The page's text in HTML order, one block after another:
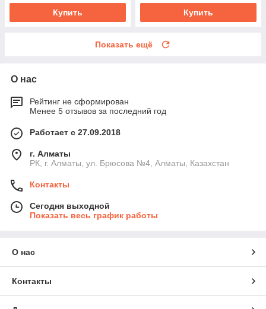
Купить Купить
Показать ещё
О нас
Рейтинг не сформирован
Менее 5 отзывов за последний год
Работает с 27.09.2018
г. Алматы
РК, г. Алматы, ул. Брюсова №4, Алматы, Казахстан
Контакты
Сегодня выходной
Показать весь график работы
О нас
Контакты